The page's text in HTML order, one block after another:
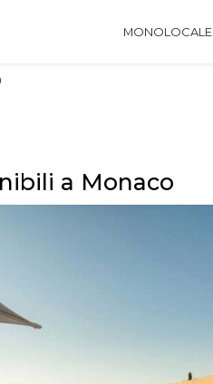
MONOLOCALE
a Monaco